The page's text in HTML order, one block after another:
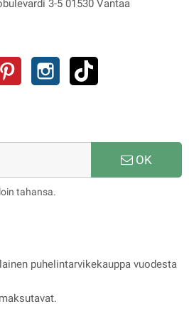
3-5 01530 Vantaa
Pinterest Instagram
OK
tahansa.
puhelintarvikekauppa vuodesta